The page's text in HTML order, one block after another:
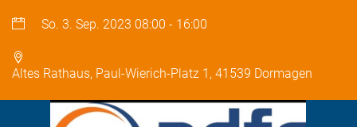
So. 3. Sep. 2023 08:00 - 16:00
Altes Rathaus, Paul-Wierich-Platz 1, 41539 Dormagen